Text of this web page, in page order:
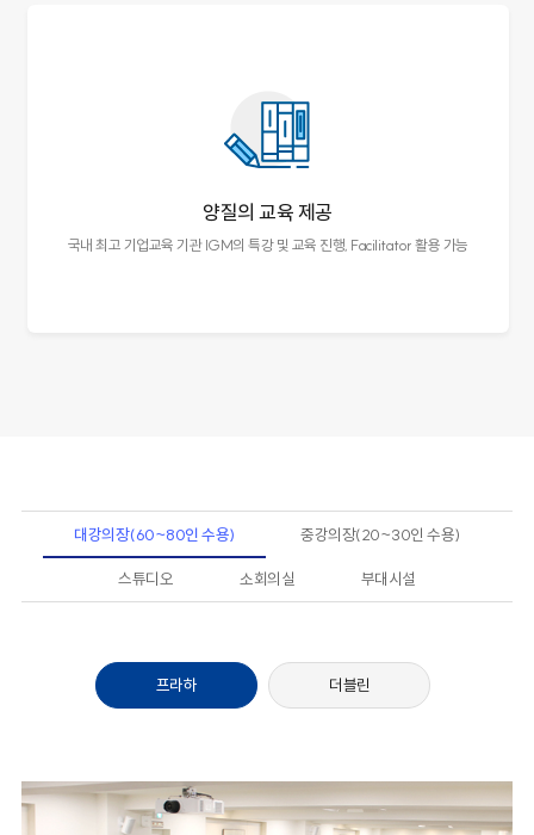
양질의 교육 제공
국내 최고 기업교육 기관 IGM의 특강 및 교육 진행, Facilitator 활용 가능
대강의장(60~80인 수용) 중강의장(20~30인 수용)
스튜디오 소회의실 부대시설
프라하 더블린